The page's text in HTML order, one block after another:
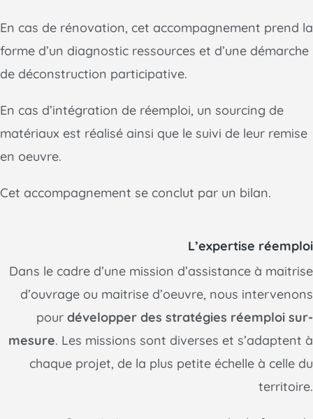
En cas de rénovation, cet accompagnement prend la
forme d’un diagnostic ressources et d’une démarche
de déconstruction participative.
En cas d’intégration de réemploi, un sourcing de
matériaux est réalisé ainsi que le suivi de leur remise
en oeuvre.
Cet accompagnement se conclut par un bilan.
L’expertise réemploi
Dans le cadre d’une mission d’assistance à maitrise
d’ouvrage ou maitrise d’oeuvre, nous intervenons
pour développer des stratégies réemploi sur-
mesure. Les missions sont diverses et s’adaptent à
chaque projet, de la plus petite échelle à celle du
territoire.